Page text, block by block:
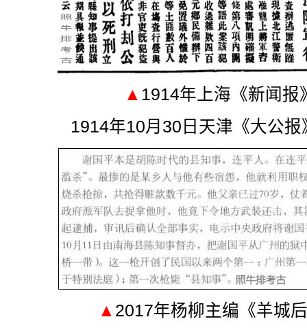
▲ 1914年上海《新闻报
1914年10月30日天津《大公
▲ 2017年杨柳主编《羊城